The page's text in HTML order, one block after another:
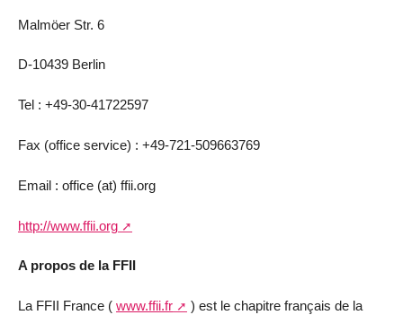
Malmöer Str. 6
D-10439 Berlin
Tel : +49-30-41722597
Fax (office service) : +49-721-509663769
Email : office (at) ffii.org
http://www.ffii.org
A propos de la FFII
La FFII France ( www.ffii.fr
) est le chapitre français de la